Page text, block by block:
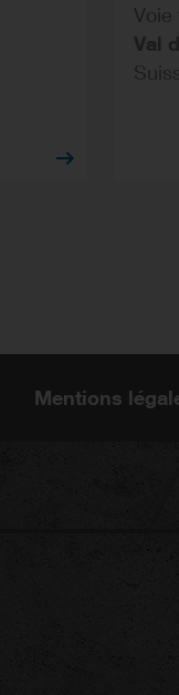
Voie
Val
Mentions